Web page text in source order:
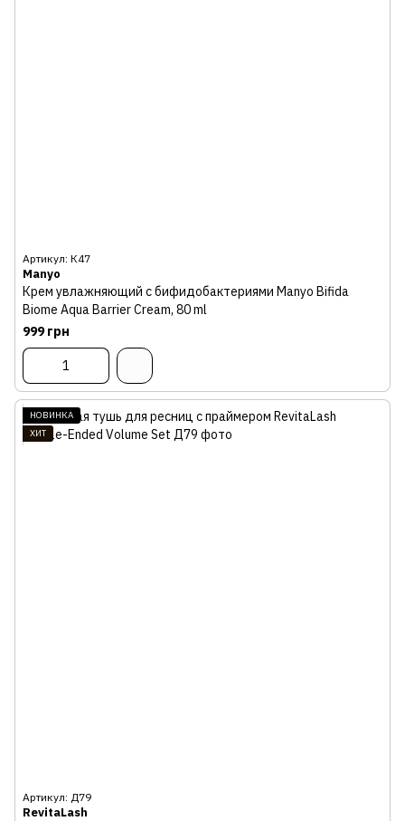
Артикул: К47
Manyo
Крем увлажняющий с бифидобактериями Manyo Bifida
Biome Aqua Barrier Cream, 80 ml
999 грн
НОВИНКА
ХИТ
Артикул: Д79
RevitaLash